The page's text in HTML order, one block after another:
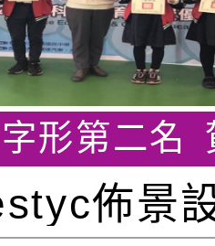
二名 賀~
佈景